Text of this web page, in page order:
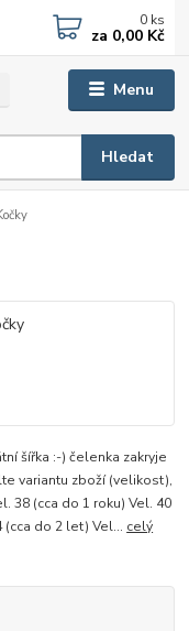
Menu
Hledat
0 ks
za 0,00 Kč
šířka :-) čelenka zakryje
variantu zboží (velikost),
38 (cca do 1 roku) Vel. 40
(cca do 2 let) Vel... celý